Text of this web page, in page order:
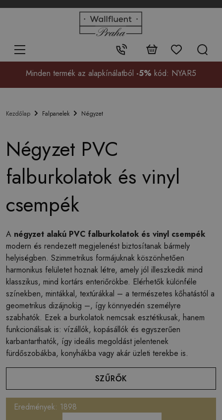
Érintkezés:
+48
99
Minden termék az alapkínálatból -5% kód: NYAR5
Kezdőlap Falpanelek Négyzet
Négyzet PVC
falburkolatok és vinyl
csempék
A négyzet alakú PVC falburkolatok és vinyl csempék
modern és rendezett megjelenést biztosítanak bármely
helyiségben. Szimmetrikus formájuknak köszönhetően
harmonikus felületet hoznak létre, amely jól illeszkedik mind
klasszikus, mind kortárs enteriőrökbe. Elérhetők különféle
színekben, mintákkal, textúrákkal – a természetes kőhatástól a
geometrikus dizájnokig –, így könnyedén személyre
szabhatók. Ezek a burkolatok nemcsak esztétikusak, hanem
funkcionálisak is: vízállók, kopásállók és egyszerűen
karbantarthatók, így ideális megoldást jelentenek
fürdőszobákba, konyhákba vagy akár üzleti terekbe is.
SZŰRŐK
Eredmények: 1898